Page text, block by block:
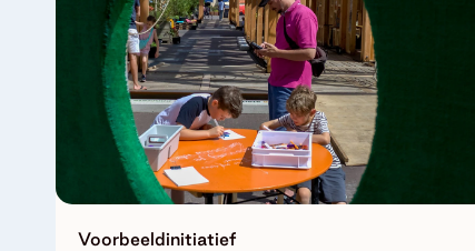
Voorbeeldinitiatief